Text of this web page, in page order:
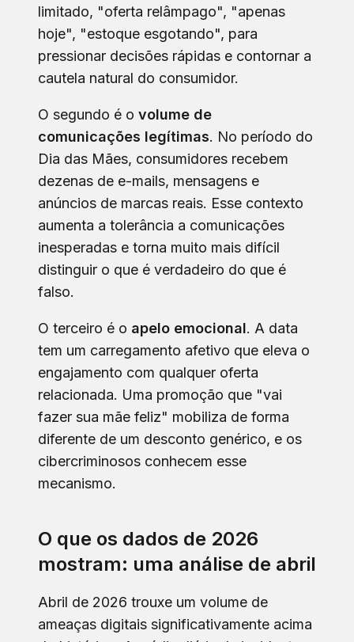
limitado, "oferta relâmpago", "apenas
hoje", "estoque esgotando", para
pressionar decisões rápidas e contornar a
cautela natural do consumidor.
O segundo é o volume de
comunicações legítimas. No período do
Dia das Mães, consumidores recebem
dezenas de e-mails, mensagens e
anúncios de marcas reais. Esse contexto
aumenta a tolerância a comunicações
inesperadas e torna muito mais difícil
distinguir o que é verdadeiro do que é
falso.
O terceiro é o apelo emocional. A data
tem um carregamento afetivo que eleva o
engajamento com qualquer oferta
relacionada. Uma promoção que "vai
fazer sua mãe feliz" mobiliza de forma
diferente de um desconto genérico, e os
cibercriminosos conhecem esse
mecanismo.
O que os dados de 2026
mostram: uma análise de abril
Abril de 2026 trouxe um volume de
ameaças digitais significativamente acima